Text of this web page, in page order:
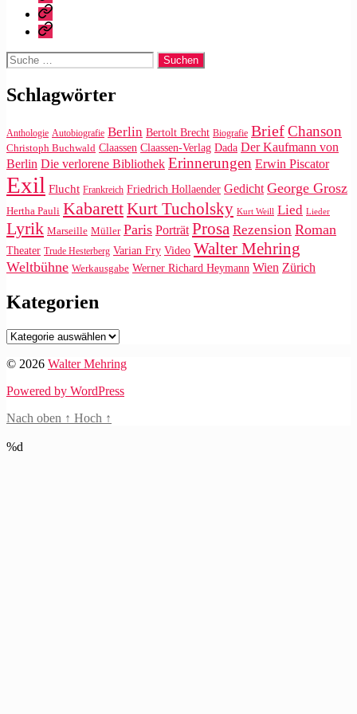
|
Tweets
Impressum/Datenschutz
Rechteanfrage
Suche
nach:
Schlagwörter
Anthologie Autobiografie Berlin Bertolt Brecht Biografie BriefChanson
Christoph Buchwald Claassen Claassen-Verlag Dada Der Kaufmann von
Berlin Die verlorene Bibliothek Erinnerungen Erwin Piscator
Exil Flucht Frankreich Friedrich Hollaender Gedicht George Grosz
Hertha Pauli KabarettKurt Tucholsky Kurt Weill Lied Lieder
Lyrik Marseille Müller Paris Porträt Prosa Rezension Roman
Theater Trude Hesterberg Varian Fry Video Walter Mehring
Weltbühne Werkausgabe Werner Richard Heymann Wien Zürich
Kategorien
Kategorien
© 2026 Walter Mehring
Powered by WordPress
Nach oben ↑ Hoch ↑
%d